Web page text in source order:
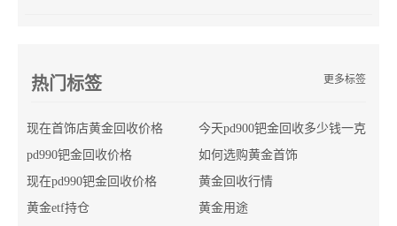
热门标签 更多标签
现在首饰店黄金回收价格
今天pd900钯金回收多少钱一克
pd990钯金回收价格
如何选购黄金首饰
现在pd990钯金回收价格
黄金回收行情
黄金etf持仓
黄金用途